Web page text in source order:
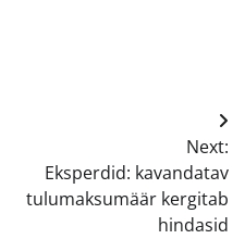
Next:
Eksperdid: kavandatav
tulumaksumäär kergitab
hindasid